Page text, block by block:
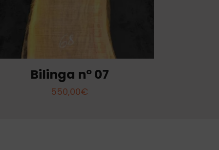
Bilinga nº 07
550,00€